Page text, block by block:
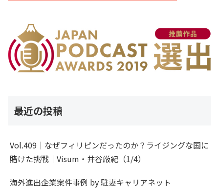
最近の投稿
Vol.409｜なぜフィリピンだったのか？ライジングな国に
賭けた挑戦｜Visum・井谷厳紀（1/4）
海外進出企業案件事例 by 駐妻キャリアネット